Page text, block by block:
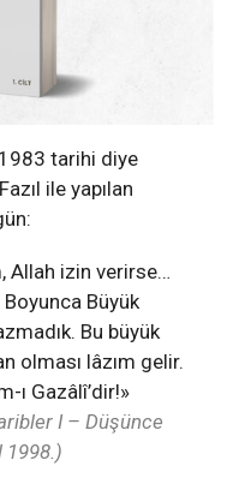
tarihi diye
ile yapılan
Allah izin verirse…
Büyük
Bu büyük
olması lâzım gelir.
ı Gazâlî’dir!»
I – Düşünce
1998.)